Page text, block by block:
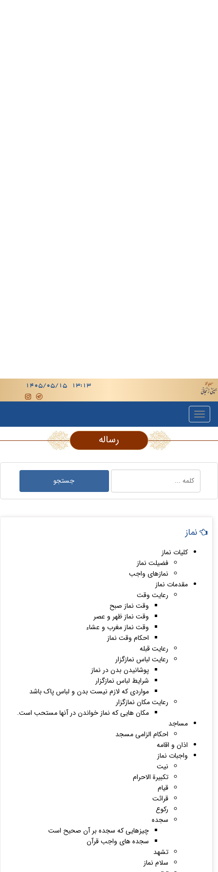
رساله
نماز
کلیات نماز
فضیلت نماز
نمازهای واجب
مقدمات نماز
رعایت وقت
وقت نماز صبح
وقت نماز ظهر و عصر
وقت نماز مغرب و عشاء
احکام وقت نماز
رعایت قبله
رعایت لباس نمازگزار
پوشانیدن بدن در نماز
شرایط لباس نمازگزار
مواردی که لازم نیست بدن و لباس پاک باشد
رعایت مکان نمازگزار
مکان هایی که نماز خواندن در آنها مستحب است.
مساجد
احکام الزامی مسجد
اذان و اقامه
واجبات نماز
نیت
تکبیرة الاحرام
قیام
قرائت
رکوع
سجده
چیزهایی که سجده بر آن صحیح است
سجده های واجب قرآن
تشهد
سلام نماز